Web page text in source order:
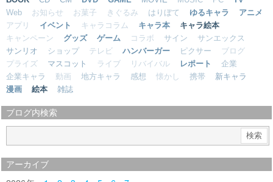
Web
お知らせ お菓子 きぐるみ はりぼて ゆるキャラ
アニメ
アプリ
イベント キャラコラム キャラ本
キャラ絵本
キャンペーン
グッズ ゲーム コラボ サイン
サンエックス
サンリオ
ショップ テレビ ハンバーガー ピクサー
ブログ
プライズ
マスコット ライブ リバイバル レポート
企業
企業キャラ
動画 地方キャラ 感想 懐かし 携帯
新キャラ
漫画
絵本 雑誌
ブログ内検索
アーカイブ